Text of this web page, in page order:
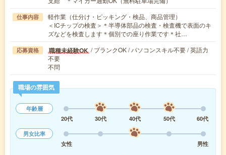
仕事内容
軽作業（仕分け・ピッキング・検品、商品管理）
＜ICチップの検査＞＊半導体部品の検査・検査機で表面のキ
ズなどを検査します＊個別での座り作業です＊社…
応募資格 職種未経験OK / ブランクOK / パソコンスキル不要 / 英語力
不要
不問
職場の雰囲気
年齢層
20代
30代 40代 50代
60代
男女比率
女性
男性